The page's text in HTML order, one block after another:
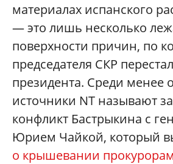
материалах испанского
— это лишь несколько
поверхности причин, по
председателя СКР
президента. Среди менее
источники NT называют
конфликт Бастрыкина с
Юрием Чайкой, который
о крышевании